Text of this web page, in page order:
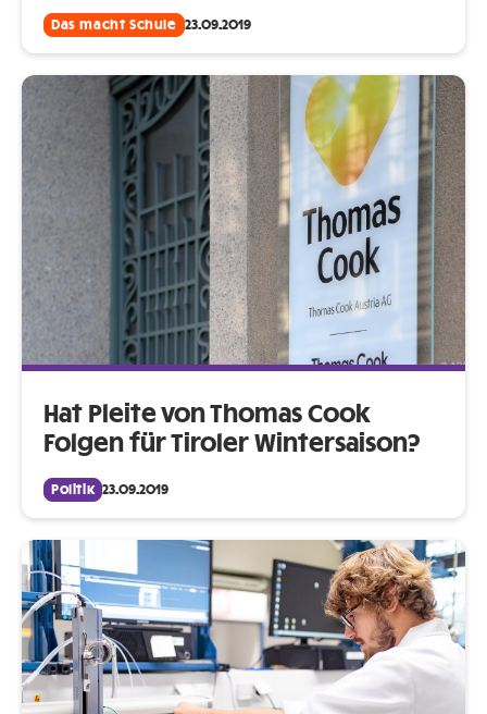
Das macht Schule 23.09.2019
Hat Pleite von Thomas Cook
Folgen für Tiroler Wintersaison?
Politik 23.09.2019